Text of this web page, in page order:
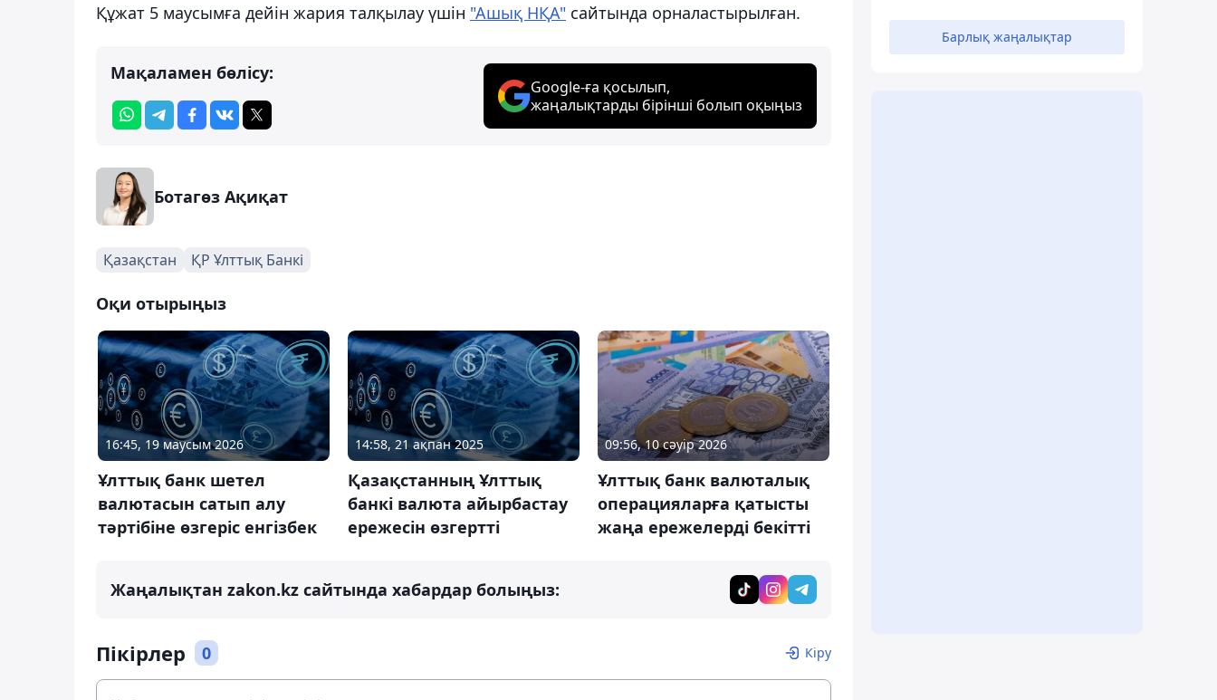
Құжат 5 маусымға дейін жария талқылау үшін "Ашық НҚА" сайтында орналастырылған.
Мақаламен бөлісу:
Google-ға қосылып,
жаңалықтарды бірінші болып оқыңыз
Ботагөз Ақиқат
Қазақстан ҚР Ұлттық Банкі
Оқи отырыңыз
16:45, 19 маусым 2026
Ұлттық банк шетел
валютасын сатып алу
тәртібіне өзгеріс енгізбек
14:58, 21 ақпан 2025
Қазақстанның Ұлттық
банкі валюта айырбастау
ережесін өзгертті
09:56, 10 сәуір 2026
Ұлттық банк валюталық
операцияларға қатысты
жаңа ережелерді бекітті
Жаңалықтан zakon.kz сайтында хабардар болыңыз:
Пікірлер 0 Кіру
Барлық жаңалықтар